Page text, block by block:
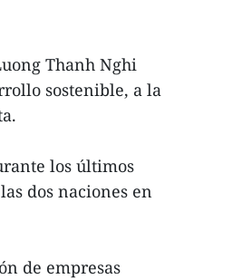
Thanh Nghi
sostenible, a la
los últimos
dos naciones en
de empresas